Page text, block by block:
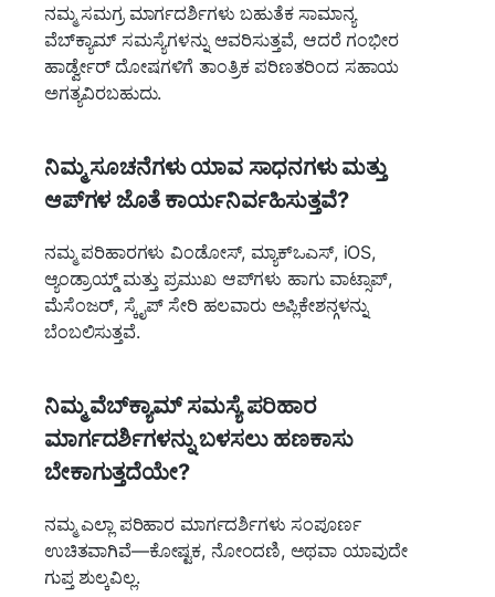
ನಮ್ಮ ಸಮಗ್ರ ಮಾರ್ಗದರ್ಶಿಗಳು ಬಹುತೆಕ ಸಾಮಾನ್ಯ
ವೆಬ್‌ಕ್ಯಾಮ್ ಸಮಸ್ಯೆಗಳನ್ನು ಆವರಿಸುತ್ತವೆ, ಆದರೆ ಗಂಭೀರ
ಹಾರ್ಡ್ವೇರ್ ದೋಷಗಳಿಗೆ ತಾಂತ್ರಿಕ ಪರಿಣತರಿಂದ ಸಹಾಯ
ಅಗತ್ಯವಿರಬಹುದು.
ನಿಮ್ಮ ಸೂಚನೆಗಳು ಯಾವ ಸಾಧನಗಳು ಮತ್ತು
ಆಪ್‌ಗಳ ಜೊತೆ ಕಾರ್ಯನಿರ್ವಹಿಸುತ್ತವೆ?
ನಮ್ಮ ಪರಿಹಾರಗಳು ವಿಂಡೋಸ್, ಮ್ಯಾಕ್‌ಒಎಸ್, iOS,
ಆ್ಯಂಡ್ರಾಯ್ಡ್ ಮತ್ತು ಪ್ರಮುಖ ಆಪ್‌ಗಳು ಹಾಗು ವಾಟ್ಸಾಪ್,
ಮೆಸೆಂಜರ್, ಸ್ಕೈಪ್ ಸೇರಿ ಹಲವಾರು ಅಪ್ಲಿಕೇಶನ್ಗಳನ್ನು
ಬೆಂಬಲಿಸುತ್ತವೆ.
ನಿಮ್ಮ ವೆಬ್‌ಕ್ಯಾಮ್ ಸಮಸ್ಯೆ ಪರಿಹಾರ
ಮಾರ್ಗದರ್ಶಿಗಳನ್ನು ಬಳಸಲು ಹಣಕಾಸು
ಬೇಕಾಗುತ್ತದೆಯೇ?
ನಮ್ಮ ಎಲ್ಲಾ ಪರಿಹಾರ ಮಾರ್ಗದರ್ಶಿಗಳು ಸಂಪೂರ್ಣ
ಉಚಿತವಾಗಿವೆ—ಕೋಷ್ಟಕ, ನೋಂದಣಿ, ಅಥವಾ ಯಾವುದೇ
ಗುಪ್ತ ಶುಲ್ಕವಿಲ್ಲ.